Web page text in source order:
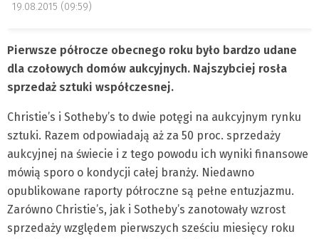
19.08.2015 (09:59)
Pierwsze półrocze obecnego roku było bardzo udane
dla czołowych domów aukcyjnych. Najszybciej rosła
sprzedaż sztuki współczesnej.
Christie’s i Sotheby’s to dwie potęgi na aukcyjnym rynku
sztuki. Razem odpowiadają aż za 50 proc. sprzedaży
aukcyjnej na świecie i z tego powodu ich wyniki finansowe
mówią sporo o kondycji całej branży. Niedawno
opublikowane raporty półroczne są pełne entuzjazmu.
Zarówno Christie’s, jak i Sotheby’s zanotowały wzrost
sprzedaży względem pierwszych sześciu miesięcy roku